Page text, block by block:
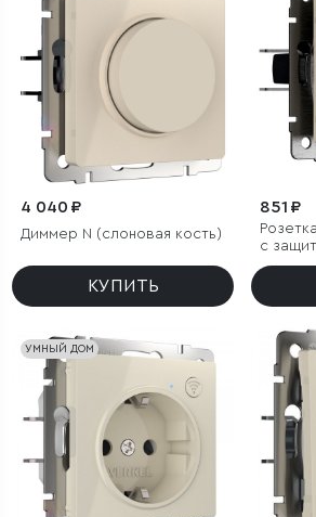
4 040 ₽
Диммер N (слоновая кость)
КУПИТЬ
851 ₽
с
УМНЫЙ ДОМ